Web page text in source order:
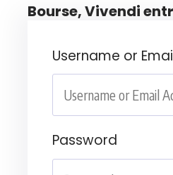
Bourse, Vivendi
Username or
Password